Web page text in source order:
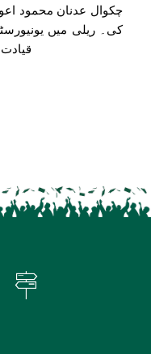
چکوال عدنان محمود
کی۔ ریلی میں